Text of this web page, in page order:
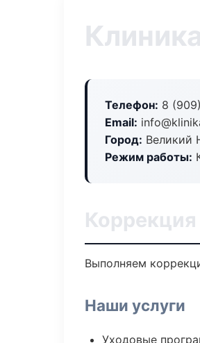
Телефон: 8
Email:
Город: Великий
Режим работы:
Выполняем
Наши услуги
Уходовые